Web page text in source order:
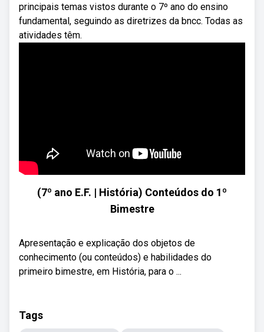
principais temas vistos durante o 7º ano do ensino
fundamental, seguindo as diretrizes da bncc. Todas as
atividades têm.
(7º ano E.F. | História) Conteúdos do 1º
Bimestre
Apresentação e explicação dos objetos de
conhecimento (ou conteúdos) e habilidades do
primeiro bimestre, em História, para o ...
Tags